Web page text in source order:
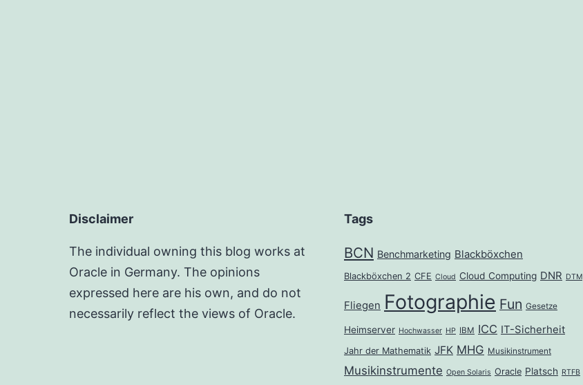
Disclaimer
The individual owning this blog works at
Oracle in Germany. The opinions
expressed here are his own, and do not
necessarily reflect the views of Oracle.
Tags
BCN Benchmarketing Blackböxchen
Blackböxchen 2 CFE Cloud Cloud Computing DNR DTM
Fliegen Fotographie Fun Gesetze
Heimserver Hochwasser HP IBM ICC IT-Sicherheit
Jahr der Mathematik JFK MHG Musikinstrument
Musikinstrumente Open Solaris Oracle Platsch RTFB